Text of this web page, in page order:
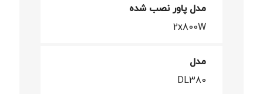
مدل پاور نصب شده
2x800W
مدل
DL380